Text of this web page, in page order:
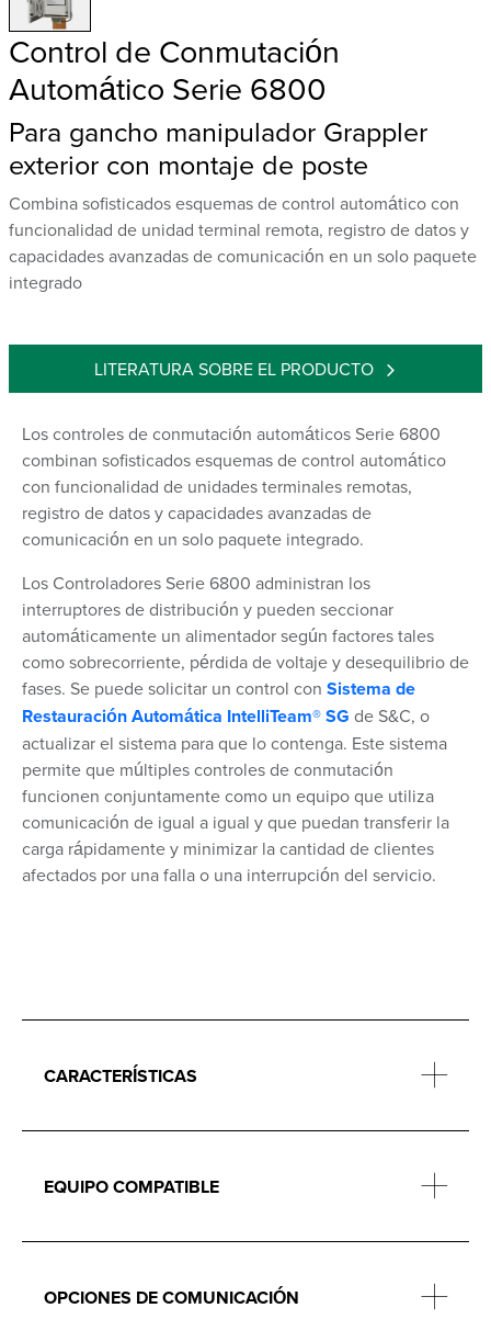
Control de Conmutación
Automático Serie 6800
Para gancho manipulador Grappler
exterior con montaje de poste
Combina sofisticados esquemas de control automático con
funcionalidad de unidad terminal remota, registro de datos y
capacidades avanzadas de comunicación en un solo paquete
integrado
LITERATURA SOBRE EL PRODUCTO
Los controles de conmutación automáticos Serie 6800
combinan sofisticados esquemas de control automático
con funcionalidad de unidades terminales remotas,
registro de datos y capacidades avanzadas de
comunicación en un solo paquete integrado.
Los Controladores Serie 6800 administran los
interruptores de distribución y pueden seccionar
automáticamente un alimentador según factores tales
como sobrecorriente, pérdida de voltaje y desequilibrio de
fases. Se puede solicitar un control con Sistema de
Restauración Automática IntelliTeam® SG de S&C, o
actualizar el sistema para que lo contenga. Este sistema
permite que múltiples controles de conmutación
funcionen conjuntamente como un equipo que utiliza
comunicación de igual a igual y que puedan transferir la
carga rápidamente y minimizar la cantidad de clientes
afectados por una falla o una interrupción del servicio.
CARACTERÍSTICAS
EQUIPO COMPATIBLE
OPCIONES DE COMUNICACIÓN